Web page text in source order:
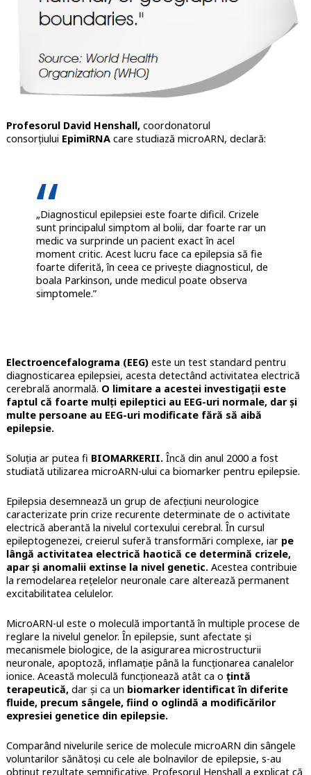
Profesorul David Henshall,coordonatorul
consorțiului EpimiRNAcare studiază microARN, declară:
„Diagnosticul epilepsiei este foarte dificil. Crizele
sunt principalul simptom al bolii, dar foarte rar un
medic va surprinde un pacient exact în acel
moment critic. Acest lucru face ca epilepsia să fie
foarte diferită, în ceea ce privește diagnosticul, de
boala Parkinson, unde medicul poate observa
simptomele.”
Electroencefalograma (EEG)este un test standard pentru
diagnosticarea epilepsiei, acesta detectând activitatea electrică
cerebrală anormală. O limitare a acestei investigații este
faptul că foarte mulți epileptici au EEG-uri normale, dar și
multe persoane au EEG-uri modificate fără să aibă
epilepsie.
Soluția ar putea fi BIOMARKERII. Încă din anul 2000 a fost
studiată utilizarea microARN-ului ca biomarker pentru epilepsie.
Epilepsia desemnează un grup de afecțiuni neurologice
caracterizate prin crize recurente determinate de o activitate
electrică aberantă la nivelul cortexului cerebral. În cursul
epileptogenezei, creierul suferă transformări complexe, iar pe
lângă activitatea electrică haotică ce determină crizele,
apar și anomalii extinse la nivel genetic.Acestea contribuie
la remodelarea rețelelor neuronale care alterează permanent
excitabilitatea celulelor.
MicroARN-ul este o moleculă importantă în multiple procese de
reglare la nivelul genelor. În epilepsie, sunt afectate și
mecanismele biologice, de la asigurarea microstructurii
neuronale, apoptoză, inflamație până la funcționarea canalelor
ionice. Această moleculă funcționează atât ca o țintă
terapeutică,dar și ca un biomarker identificat în diferite
fluide, precum sângele, fiind o oglindă a modificărilor
expresiei genetice din epilepsie.
Comparând nivelurile serice de molecule microARN din sângele
voluntarilor sănătoși cu cele ale bolnavilor de epilepsie, s-au
obținut rezultate semnificative. Profesorul Henshall a explicat că